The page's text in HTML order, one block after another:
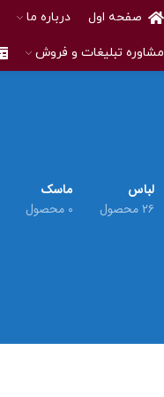
صفحه اول درباره ما
مشاوره تبلیغات و فروش
لباس
۲۶ محصول
ماسک
۰ محصول